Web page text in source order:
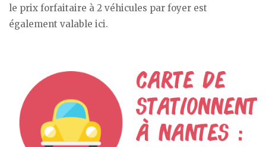
le prix forfaitaire à 2 véhicules par foyer est
également valable ici.